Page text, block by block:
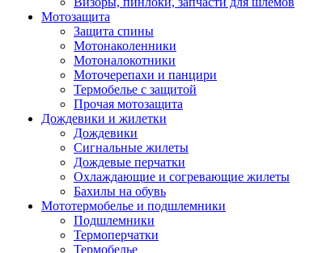
Мотозащита
Защита спины
Мотонаколенники
Мотоналокотники
Моточерепахи и панцири
Термобелье с защитой
Прочая мотозащита
Дождевики и жилетки
Дождевики
Сигнальные жилеты
Дождевые перчатки
Охлаждающие и согревающие жилеты
Бахилы на обувь
Мототермобелье и подшлемники
Подшлемники
Термоперчатки
Термобелье